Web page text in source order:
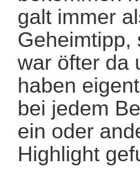
galt immer
Geheimtipp,
war öfter da
haben
bei jedem
ein oder
Highlight